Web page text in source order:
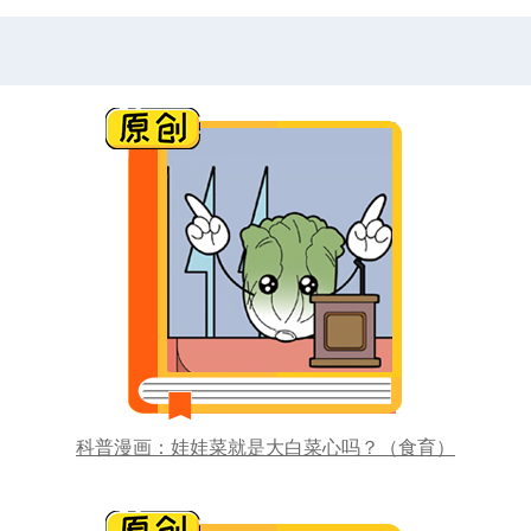
科普漫画：娃娃菜就是大白菜心吗？（食育）